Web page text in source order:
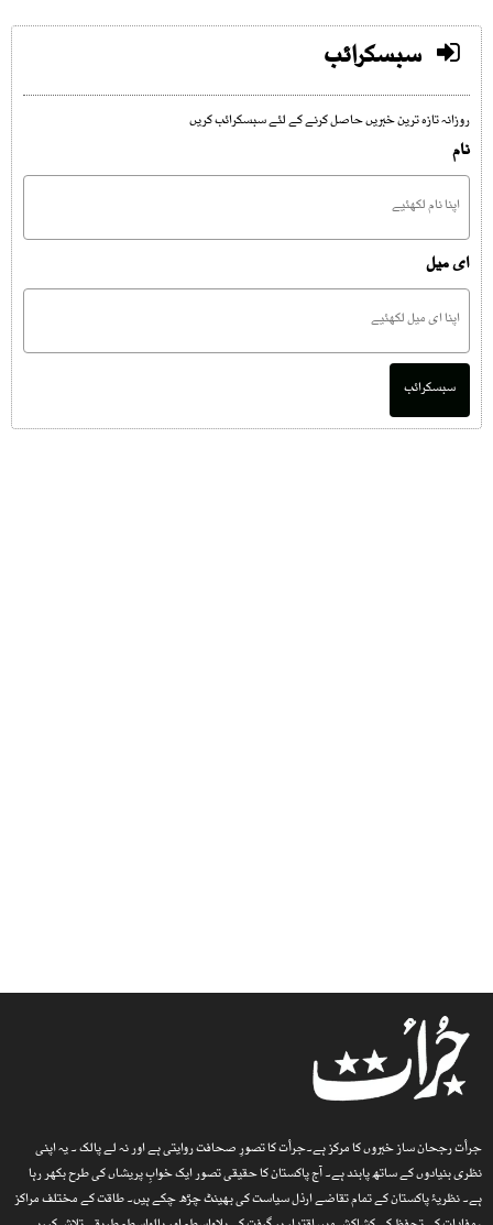
سبسکرائب
روزانہ تازہ ترین خبریں حاصل کرنے کے لئے سبسکرائب کریں
نام
ای میل
سبسکرائب
جرأت رجحان ساز خبروں کا مرکز ہے۔جرأت کا تصورِ صحافت روایتی ہے اور نہ لے پالک ۔ یہ اپنی
نظری بنیادوں کے ساتھ پابند ہے۔ آج پاکستان کا حقیقی تصور ایک خوابِ پریشاں کی طرح بکھر رہا
ہے۔ نظریۂ پاکستان کے تمام تقاضے ارذل سیاست کی بھینٹ چڑھ چکے ہیں۔ طاقت کے مختلف مراکز